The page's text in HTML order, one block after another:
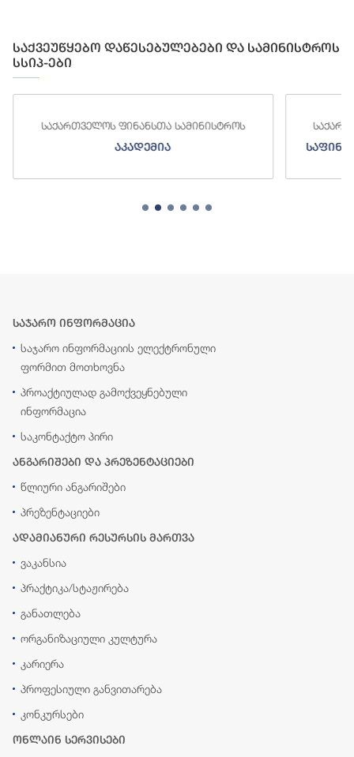
საქვეუწყებო დაწესებულებები და სამინისტროს
სსიპ-ები
საქართველოს ფინანსთა სამინისტროს
საფინანსო-ანალიტიკური სამსახური
საჯარო ინფორმაცია
საჯარო ინფორმაციის ელექტრონული
ფორმით მოთხოვნა
პროაქტიულად გამოქვეყნებული
ინფორმაცია
საკონტაქტო პირი
ანგარიშები და პრეზენტაციები
წლიური ანგარიშები
პრეზენტაციები
ადამიანური რესურსის მართვა
ვაკანსია
პრაქტიკა/სტაჟირება
განათლება
ორგანიზაციული კულტურა
კარიერა
პროფესიული განვითარება
კონკურსები
ონლაინ სერვისები